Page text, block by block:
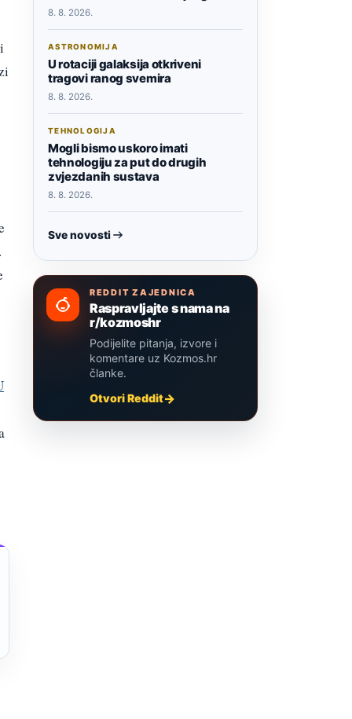
8. 8. 2026.
ASTRONOMIJA
U rotaciji galaksija otkriveni
tragovi ranog svemira
8. 8. 2026.
TEHNOLOGIJA
Mogli bismo uskoro imati
tehnologiju za put do drugih
zvjezdanih sustava
8. 8. 2026.
Sve novosti
REDDIT ZAJEDNICA
Raspravljajte s nama na
r/kozmoshr
Podijelite pitanja, izvore i
komentare uz Kozmos.hr
članke.
Otvori Reddit